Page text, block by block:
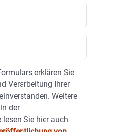
erklären Sie
Verarbeitung Ihrer
Weitere
der
lesen Sie hier auch